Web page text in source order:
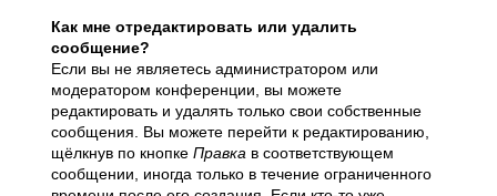
Как мне отредактировать или удалить
сообщение?
Если вы не являетесь администратором или
модератором конференции, вы можете
редактировать и удалять только свои собственные
сообщения. Вы можете перейти к редактированию,
щёлкнув по кнопкеПравка в соответствующем
сообщении, иногда только в течение ограниченного